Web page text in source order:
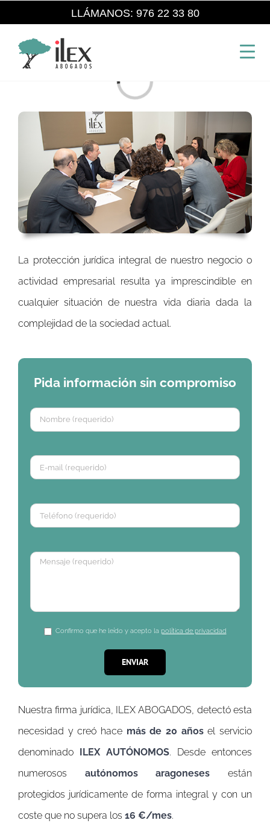
al
contenido
LLÁMANOS: 976 22 33 80
Cargando...
La protección jurídica integral de nuestro negocio o
actividad empresarial resulta ya imprescindible en
cualquier situación de nuestra vida diaria dada la
complejidad de la sociedad actual.
Pida información sin compromiso
Confirmo que he leído y acepto la política de privacidad
Nuestra firma jurídica, ILEX ABOGADOS, detectó esta
necesidad y creó hace más de 20 añosel servicio
denominado ILEX AUTÓNOMOS. Desde entonces
numerosos autónomos aragoneses están
protegidos jurídicamente de forma integral y con un
coste que no supera los 16 €/mes.